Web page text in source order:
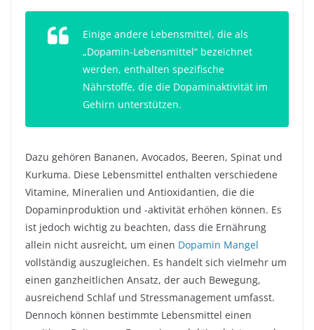
Einige andere Lebensmittel, die als
„Dopamin-Lebensmittel“ bezeichnet
werden, enthalten spezifische
Nährstoffe, die die Dopaminaktivität im
Gehirn unterstützen.
Dazu gehören Bananen, Avocados, Beeren, Spinat und
Kurkuma. Diese Lebensmittel enthalten verschiedene
Vitamine, Mineralien und Antioxidantien, die die
Dopaminproduktion und -aktivität erhöhen können. Es
ist jedoch wichtig zu beachten, dass die Ernährung
allein nicht ausreicht, um einen Dopamin Mangel
vollständig auszugleichen. Es handelt sich vielmehr um
einen ganzheitlichen Ansatz, der auch Bewegung,
ausreichend Schlaf und Stressmanagement umfasst.
Dennoch können bestimmte Lebensmittel einen